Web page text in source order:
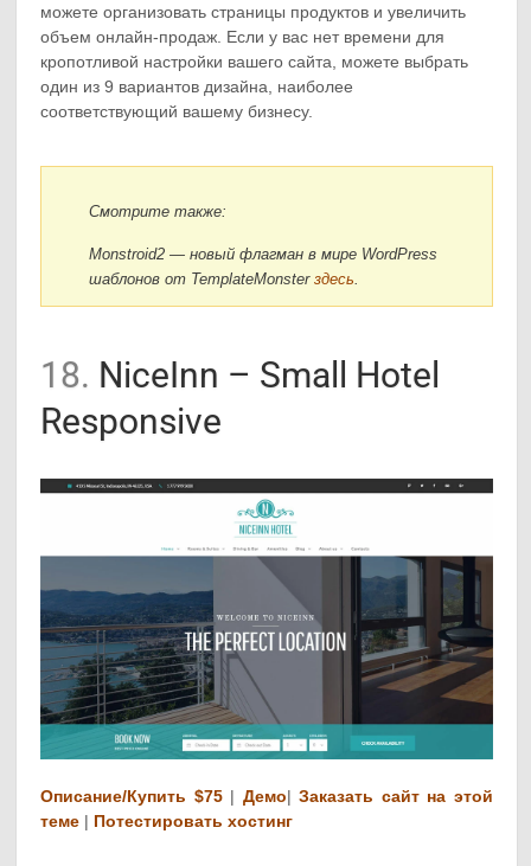
можете организовать страницы продуктов и увеличить
объем онлайн-продаж. Если у вас нет времени для
кропотливой настройки вашего сайта, можете выбрать
один из 9 вариантов дизайна, наиболее
соответствующий вашему бизнесу.
Смотрите также:
Monstroid2 — новый флагман в мире WordPress
шаблонов от TemplateMonsterздесь
18. NiceInn – Small Hotel
Responsive
Описание/Купить $75| Демо|Заказать сайт на этой
теме | Потестировать хостинг